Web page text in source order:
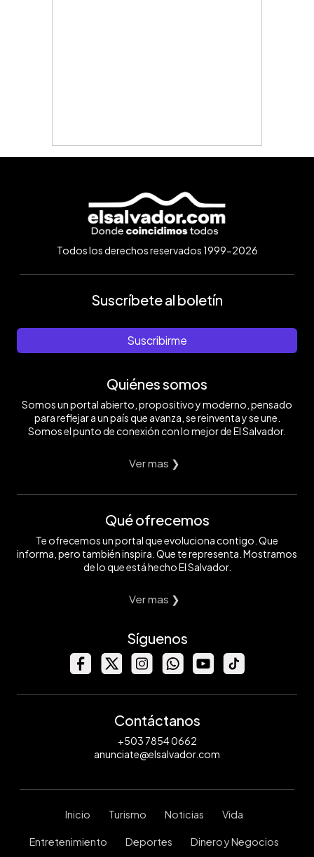
Todos los derechos reservados 1999-2026
Suscríbete al boletín
Suscribirme
Quiénes somos
Somos un portal abierto, propositivo y moderno, pensado
para reflejar a un país que avanza, se reinventa y se une.
Somos el punto de conexión con lo mejor de El Salvador.
Ver mas ❯
Qué ofrecemos
Te ofrecemos un portal que evoluciona contigo. Que
informa, pero también inspira. Que te representa. Mostramos
de lo que está hecho El Salvador.
Ver mas ❯
Síguenos
Contáctanos
+503 7854 0662
anunciate@elsalvador.com
Inicio Turismo Noticias Vida
Entretenimiento Deportes Dinero y Negocios